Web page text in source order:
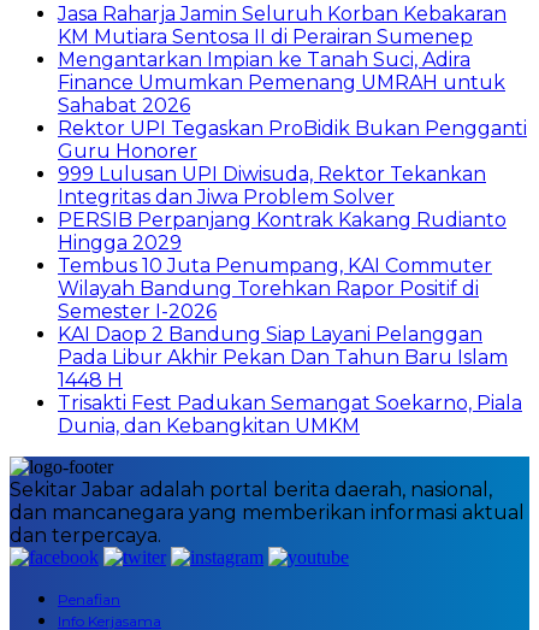
Jasa Raharja Jamin Seluruh Korban Kebakaran
KM Mutiara Sentosa II di Perairan Sumenep
Mengantarkan Impian ke Tanah Suci, Adira
Finance Umumkan Pemenang UMRAH untuk
Sahabat 2026
Rektor UPI Tegaskan ProBidik Bukan Pengganti
Guru Honorer
999 Lulusan UPI Diwisuda, Rektor Tekankan
Integritas dan Jiwa Problem Solver
PERSIB Perpanjang Kontrak Kakang Rudianto
Hingga 2029
Tembus 10 Juta Penumpang, KAI Commuter
Wilayah Bandung Torehkan Rapor Positif di
Semester I-2026
KAI Daop 2 Bandung Siap Layani Pelanggan
Pada Libur Akhir Pekan Dan Tahun Baru Islam
1448 H
Trisakti Fest Padukan Semangat Soekarno, Piala
Dunia, dan Kebangkitan UMKM
Sekitar Jabar adalah portal berita daerah, nasional,
dan mancanegara yang memberikan informasi aktual
dan terpercaya.
Penafian
Info Kerjasama